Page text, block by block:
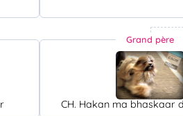
Grand père
CH. Hakan ma bhaskaar